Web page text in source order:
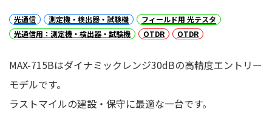
光通信 測定機・検出器・試験機
フィールド用 光テスタ
光通信用：測定機・検出器・試験機
OTDR OTDR
MAX-715Bはダイナミックレンジ30dBの高精度エントリー
モデルです。
ラストマイルの建設・保守に最適な一台です。